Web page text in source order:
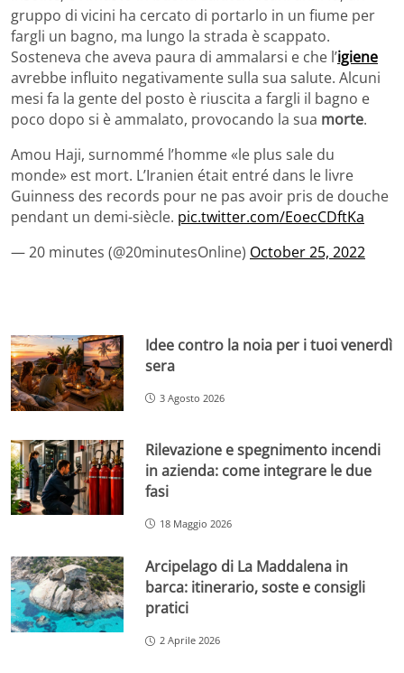
gruppo di vicini ha cercato di portarlo in un fiume per
fargli un bagno, ma lungo la strada è scappato.
Sosteneva che aveva paura di ammalarsi e che l’igiene
avrebbe influito negativamente sulla sua salute. Alcuni
mesi fa la gente del posto è riuscita a fargli il bagno e
poco dopo si è ammalato, provocando la sua morte.
Amou Haji, surnommé l’homme «le plus sale du
monde» est mort. L’Iranien était entré dans le livre
Guinness des records pour ne pas avoir pris de douche
pendant un demi-siècle. pic.twitter.com/EoecCDftKa
— 20 minutes (@20minutesOnline) October 25, 2022
Idee contro la noia per i tuoi venerdì
sera
3 Agosto 2026
Rilevazione e spegnimento incendi
in azienda: come integrare le due
fasi
18 Maggio 2026
Arcipelago di La Maddalena in
barca: itinerario, soste e consigli
pratici
2 Aprile 2026